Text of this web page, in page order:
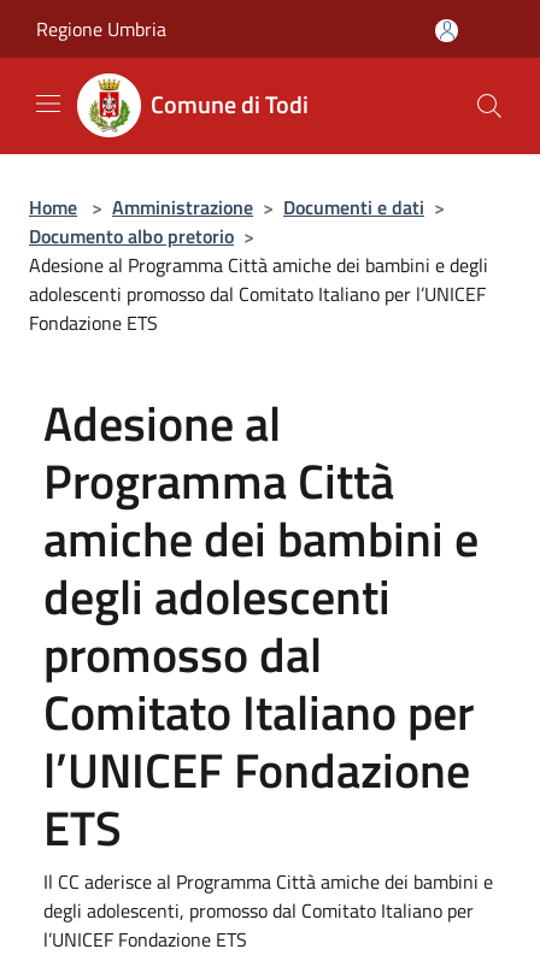
Regione Umbria
Comune di Todi
Home > Amministrazione > Documenti e dati >
Documento albo pretorio >
Adesione al Programma Città amiche dei bambini e degli
adolescenti promosso dal Comitato Italiano per l’UNICEF
Fondazione ETS
Adesione al
Programma Città
amiche dei bambini e
degli adolescenti
promosso dal
Comitato Italiano per
l’UNICEF Fondazione
ETS
Il CC aderisce al Programma Città amiche dei bambini e
degli adolescenti, promosso dal Comitato Italiano per
l’UNICEF Fondazione ETS